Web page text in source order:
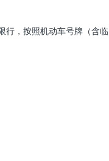
，按照机动车号牌（含